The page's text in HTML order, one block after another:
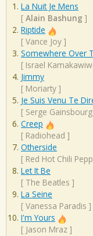
La Nuit Je Mens
[ Alain Bashung ]
Riptide
[ Vance Joy ]
Somewhere Over
[ Israel
Jimmy
[ Moriarty ]
Je Suis Venu Te
[ Serge Gainsbourg
Creep
[ Radiohead ]
Otherside
[ Red Hot Chili
Let It Be
[ The Beatles ]
La Seine
[ Vanessa Paradis ]
I'm Yours
[ Jason Mraz ]